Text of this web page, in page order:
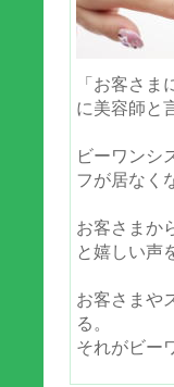
「お客さ
に美容師と
ビーワンシ
フが居なく
お客さまか
と嬉しい声
お客さまや
る。
それがビー